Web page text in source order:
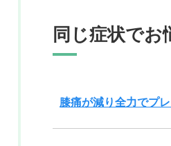
同じ症状で
膝痛が減り全力でプ